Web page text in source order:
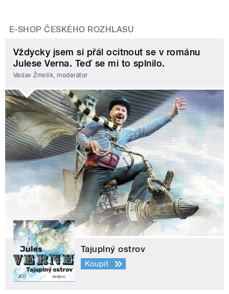
E-SHOP ČESKÉHO ROZHLASU
Vždycky jsem si přál ocitnout se v románu
Julese Verna. Teď se mi to splnilo.
Václav Žmolík, moderátor
Tajuplný ostrov
Koupit